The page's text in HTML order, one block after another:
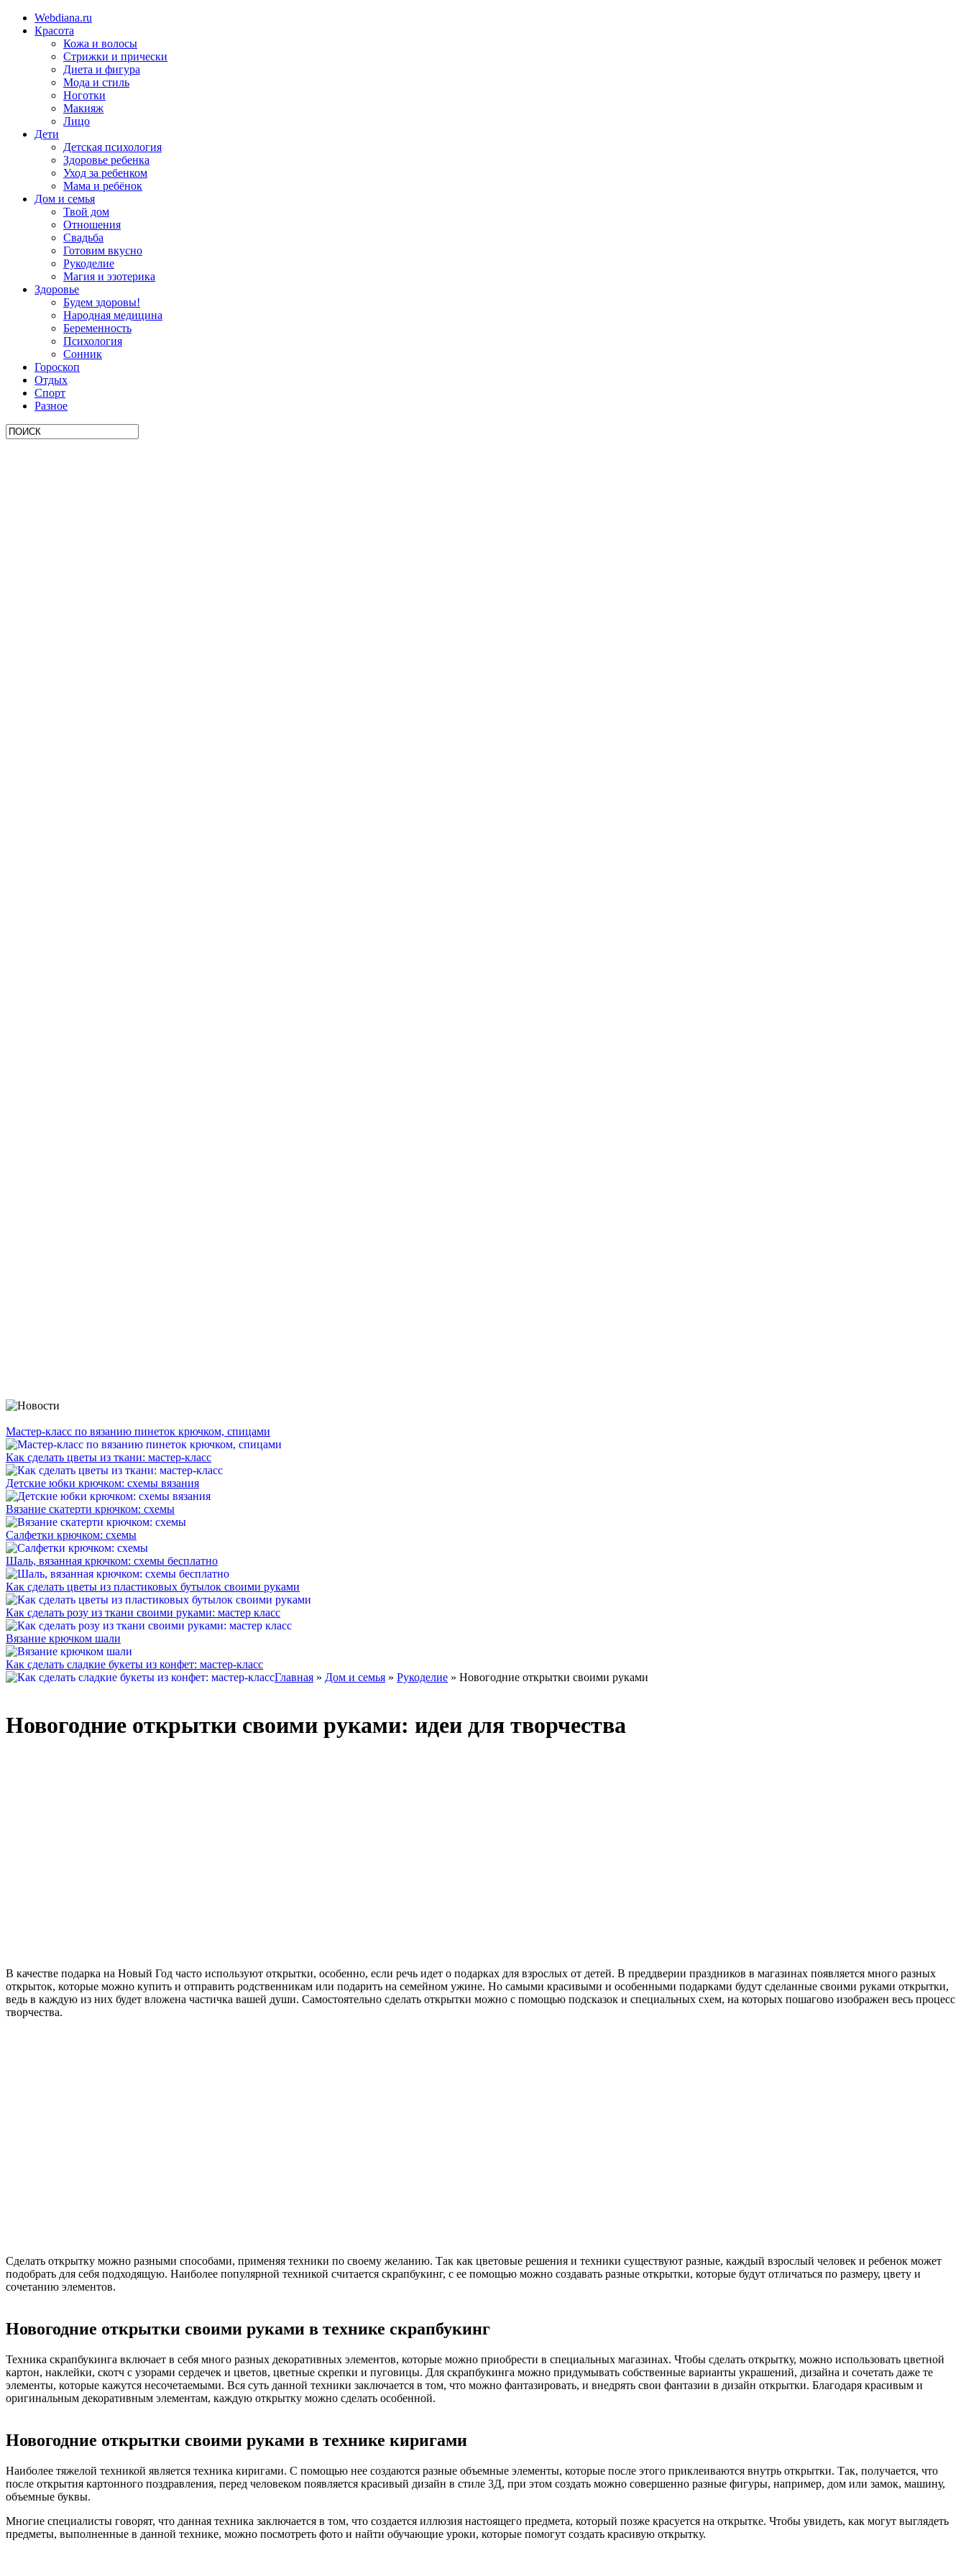
Webdiana.ru
Красота
Кожа и волосы
Стрижки и прически
Диета и фигура
Мода и стиль
Ноготки
Макияж
Лицо
Дети
Детская психология
Здоровье ребенка
Уход за ребенком
Мама и ребёнок
Дом и семья
Твой дом
Отношения
Свадьба
Готовим вкусно
Рукоделие
Магия и эзотерика
Здоровье
Будем здоровы!
Народная медицина
Беременность
Психология
Сонник
Гороскоп
Отдых
Спорт
Разное
Мастер-класс по вязанию пинеток крючком, спицами
Как сделать цветы из ткани: мастер-класс
Детские юбки крючком: схемы вязания
Вязание скатерти крючком: схемы
Салфетки крючком: схемы
Шаль, вязанная крючком: схемы бесплатно
Как сделать цветы из пластиковых бутылок своими руками
Как сделать розу из ткани своими руками: мастер класс
Вязание крючком шали
Как сделать сладкие букеты из конфет: мастер-класс
Главная » Дом и семья » Рукоделие » Новогодние открытки своими руками
Новогодние открытки своими руками: идеи для творчества
В качестве подарка на Новый Год часто используют открытки, особенно, если речь идет о подарках для взрослых от детей. В преддверии праздников в магазинах появляется много разных
открыток, которые можно купить и отправить родственникам или подарить на семейном ужине. Но самыми красивыми и особенными подарками будут сделанные своими руками открытки,
ведь в каждую из них будет вложена частичка вашей души. Самостоятельно сделать открытки можно с помощью подсказок и специальных схем, на которых пошагово изображен весь процесс
творчества.
Сделать открытку можно разными способами, применяя техники по своему желанию. Так как цветовые решения и техники существуют разные, каждый взрослый человек и ребенок может
подобрать для себя подходящую. Наиболее популярной техникой считается скрапбукинг, с ее помощью можно создавать разные открытки, которые будут отличаться по размеру, цвету и
сочетанию элементов.
Новогодние открытки своими руками в технике скрапбукинг
Техника скрапбукинга включает в себя много разных декоративных элементов, которые можно приобрести в специальных магазинах. Чтобы сделать открытку, можно использовать цветной
картон, наклейки, скотч с узорами сердечек и цветов, цветные скрепки и пуговицы. Для скрапбукинга можно придумывать собственные варианты украшений, дизайна и сочетать даже те
элементы, которые кажутся несочетаемыми. Вся суть данной техники заключается в том, что можно фантазировать, и внедрять свои фантазии в дизайн открытки. Благодаря красивым и
оригинальным декоративным элементам, каждую открытку можно сделать особенной.
Новогодние открытки своими руками в технике киригами
Наиболее тяжелой техникой является техника киригами. С помощью нее создаются разные объемные элементы, которые после этого приклеиваются внутрь открытки. Так, получается, что
после открытия картонного поздравления, перед человеком появляется красивый дизайн в стиле 3Д, при этом создать можно совершенно разные фигуры, например, дом или замок, машину,
объемные буквы.
Многие специалисты говорят, что данная техника заключается в том, что создается иллюзия настоящего предмета, который позже красуется на открытке. Чтобы увидеть, как могут выглядеть
предметы, выполненные в данной технике, можно посмотреть фото и найти обучающие уроки, которые помогут создать красивую открытку.